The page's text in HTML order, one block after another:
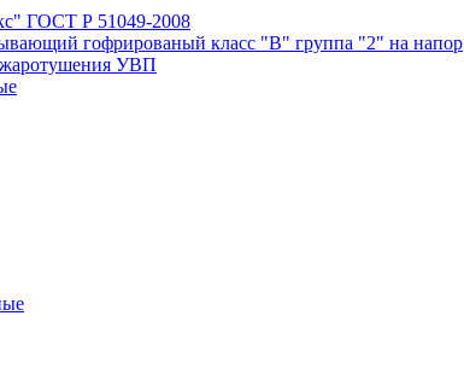
ГОСТ Р 51049-2008
гофрированый класс "В" группа "2" на напор
УВП